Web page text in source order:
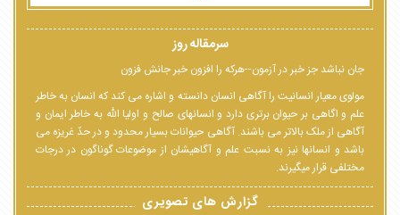
سرمقاله روز
جان نباشد جز خبر در آزمون--هرکه را افزون خبر جانش فزون
مولوی معیار انسانیت را آگاهی انسان دانسته و اشاره می کند که انسان به خاطر
علم و اگاهی بر حیوان برتری دارد و انسانهای صالح و اولیا الله به خاطر ایمان و
آگاهی از ملک بالاتر می باشند. آگاهی حیوانات بسیار محدود و در حدّ غریزه می
باشد و انسانها نیز به نسبت علم و آگاهیشان از موضوعات گوناگون در درجات
مختلفی قرار میگیرند.
گزارش های تصویری